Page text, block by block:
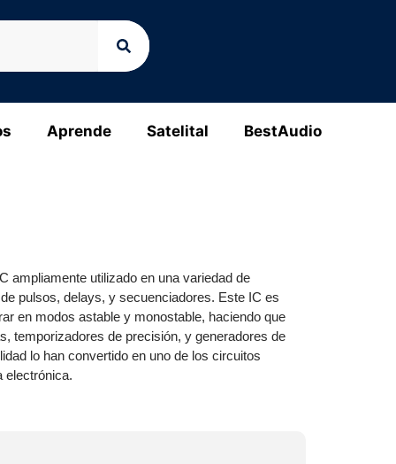
Aprende Satelital BestAudio
ampliamente utilizado en una variedad de
pulsos, delays, y secuenciadores. Este IC es
en modos astable y monostable, haciendo que
temporizadores de precisión, y generadores de
lo han convertido en uno de los circuitos
electrónica.